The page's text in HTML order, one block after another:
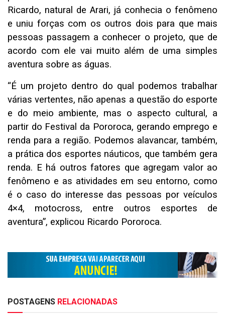
Ricardo, natural de Arari, já conhecia o fenômeno
e uniu forças com os outros dois para que mais
pessoas passagem a conhecer o projeto, que de
acordo com ele vai muito além de uma simples
aventura sobre as águas.
“É um projeto dentro do qual podemos trabalhar
várias vertentes, não apenas a questão do esporte
e do meio ambiente, mas o aspecto cultural, a
partir do Festival da Pororoca, gerando emprego e
renda para a região. Podemos alavancar, também,
a prática dos esportes náuticos, que também gera
renda. E há outros fatores que agregam valor ao
fenômeno e as atividades em seu entorno, como
é o caso do interesse das pessoas por veículos
4×4, motocross, entre outros esportes de
aventura”, explicou Ricardo Pororoca.
POSTAGENS RELACIONADAS